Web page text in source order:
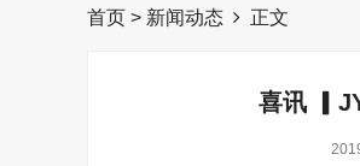
首页 > 新闻动态 正文
喜讯